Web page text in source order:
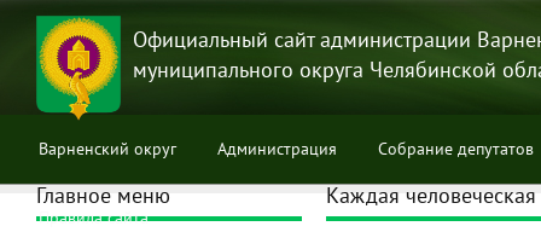
Перейти
основному
содержанию
Официальный сайт администрации
муниципального округа Челябинской
Варненский округ Администрация Собрание депутатов
Правила сайта
Каждая
Главное меню